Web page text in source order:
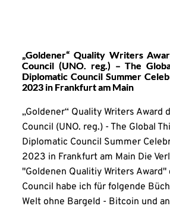
„Goldener“ Quality Writers
Council (UNO. reg.) – The
Diplomatic Council Summer
2023 in Frankfurt am Main
„Goldener“ Quality Writers Award
Council (UNO. reg.) - The Global
Diplomatic Council Summer
2023 in Frankfurt am Main Die
"Goldenen Qualitiy Writers
Council habe ich für folgende
Welt ohne Bargeld - Bitcoin und